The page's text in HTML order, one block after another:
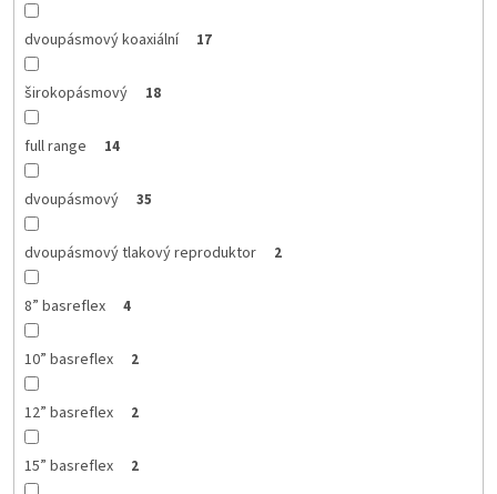
dvoupásmový koaxiální 17
širokopásmový 18
full range 14
dvoupásmový 35
dvoupásmový tlakový reproduktor 2
8” basreflex 4
10” basreflex 2
12” basreflex 2
15” basreflex 2